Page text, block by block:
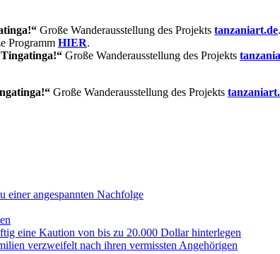
Große Wanderausstellung des Projekts tanzaniart.de
Programm HIER.
Große Wanderausstellung des Projekts
Große Wanderausstellung des Projekts
angespannten Nachfolge
eine Kaution von bis zu 20.000 Dollar hinterlegen
verzweifelt nach ihren vermissten Angehörigen